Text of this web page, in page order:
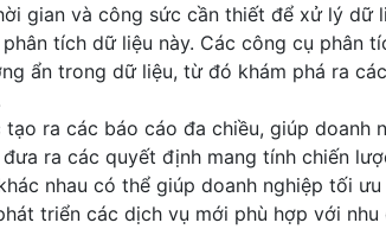
gian và công sức cần thiết để xử lý dữ
tích dữ liệu này. Các công cụ phân
ẩn trong dữ liệu, từ đó khám phá ra
ra các báo cáo đa chiều, giúp doanh
ra các quyết định mang tính chiến
nhau có thể giúp doanh nghiệp tối
triển các dịch vụ mới phù hợp với